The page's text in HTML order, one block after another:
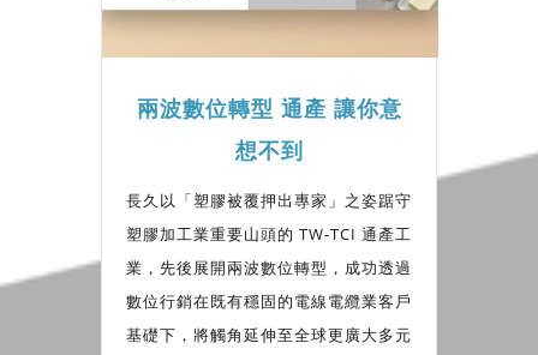
兩波數位轉型 通產 讓你意
想不到
長久以「塑膠被覆押出專家」之姿踞守
塑膠加工業重要山頭的 TW-TCI 通產工
業，先後展開兩波數位轉型，成功透過
數位行銷在既有穩固的電線電纜業客戶
基礎下，將觸角延伸至全球更廣大多元